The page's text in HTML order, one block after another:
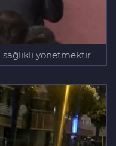
yönetmektir